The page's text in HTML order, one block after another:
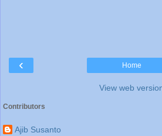
‹ Home
View web
Contributors
Ajib Susanto